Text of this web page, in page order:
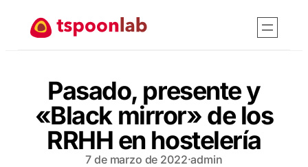
contenido
Pasado, presente y
«Black mirror» de los
RRHH en hostelería
7 de marzo de 2022·admin